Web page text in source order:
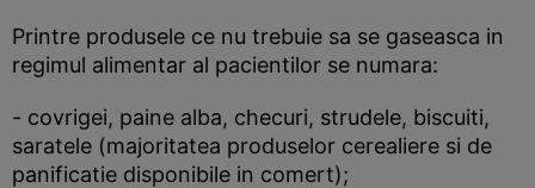
Printre produsele ce nu trebuie sa se gaseasca in
regimul alimentar al pacientilor se numara:
- covrigei, paine alba, checuri, strudele, biscuiti,
saratele (majoritatea produselor cerealiere si de
panificatie disponibile in comert);